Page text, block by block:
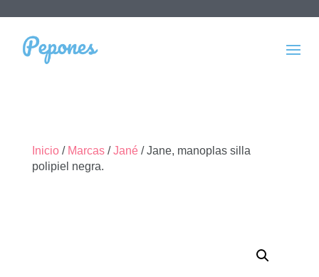
Inicio/ Marcas/Jané/ Jane, manoplas silla
polipiel negra.